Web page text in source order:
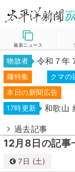
最新ニュース
物故者 令和７年
麺特集 クマの
本日の新聞広告
17時更新 和歌山
過去記事
12月8日の記事
7日 (土)